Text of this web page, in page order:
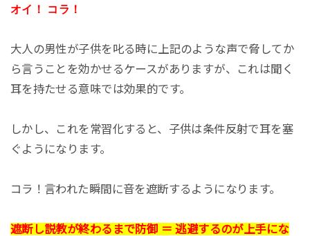
オイ！ コラ！
大人の男性が子供を叱る時に上記のような声で脅してか
ら言うことを効かせるケースがありますが、これは聞く
耳を持たせる意味では効果的です。
しかし、これを常習化すると、子供は条件反射で耳を塞
ぐようになります。
コラ！言われた瞬間に音を遮断するようになります。
遮断し説教が終わるまで防御 ＝ 逃避するのが上手にな